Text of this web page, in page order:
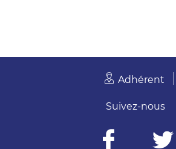
Adhérent
Suivez-nous